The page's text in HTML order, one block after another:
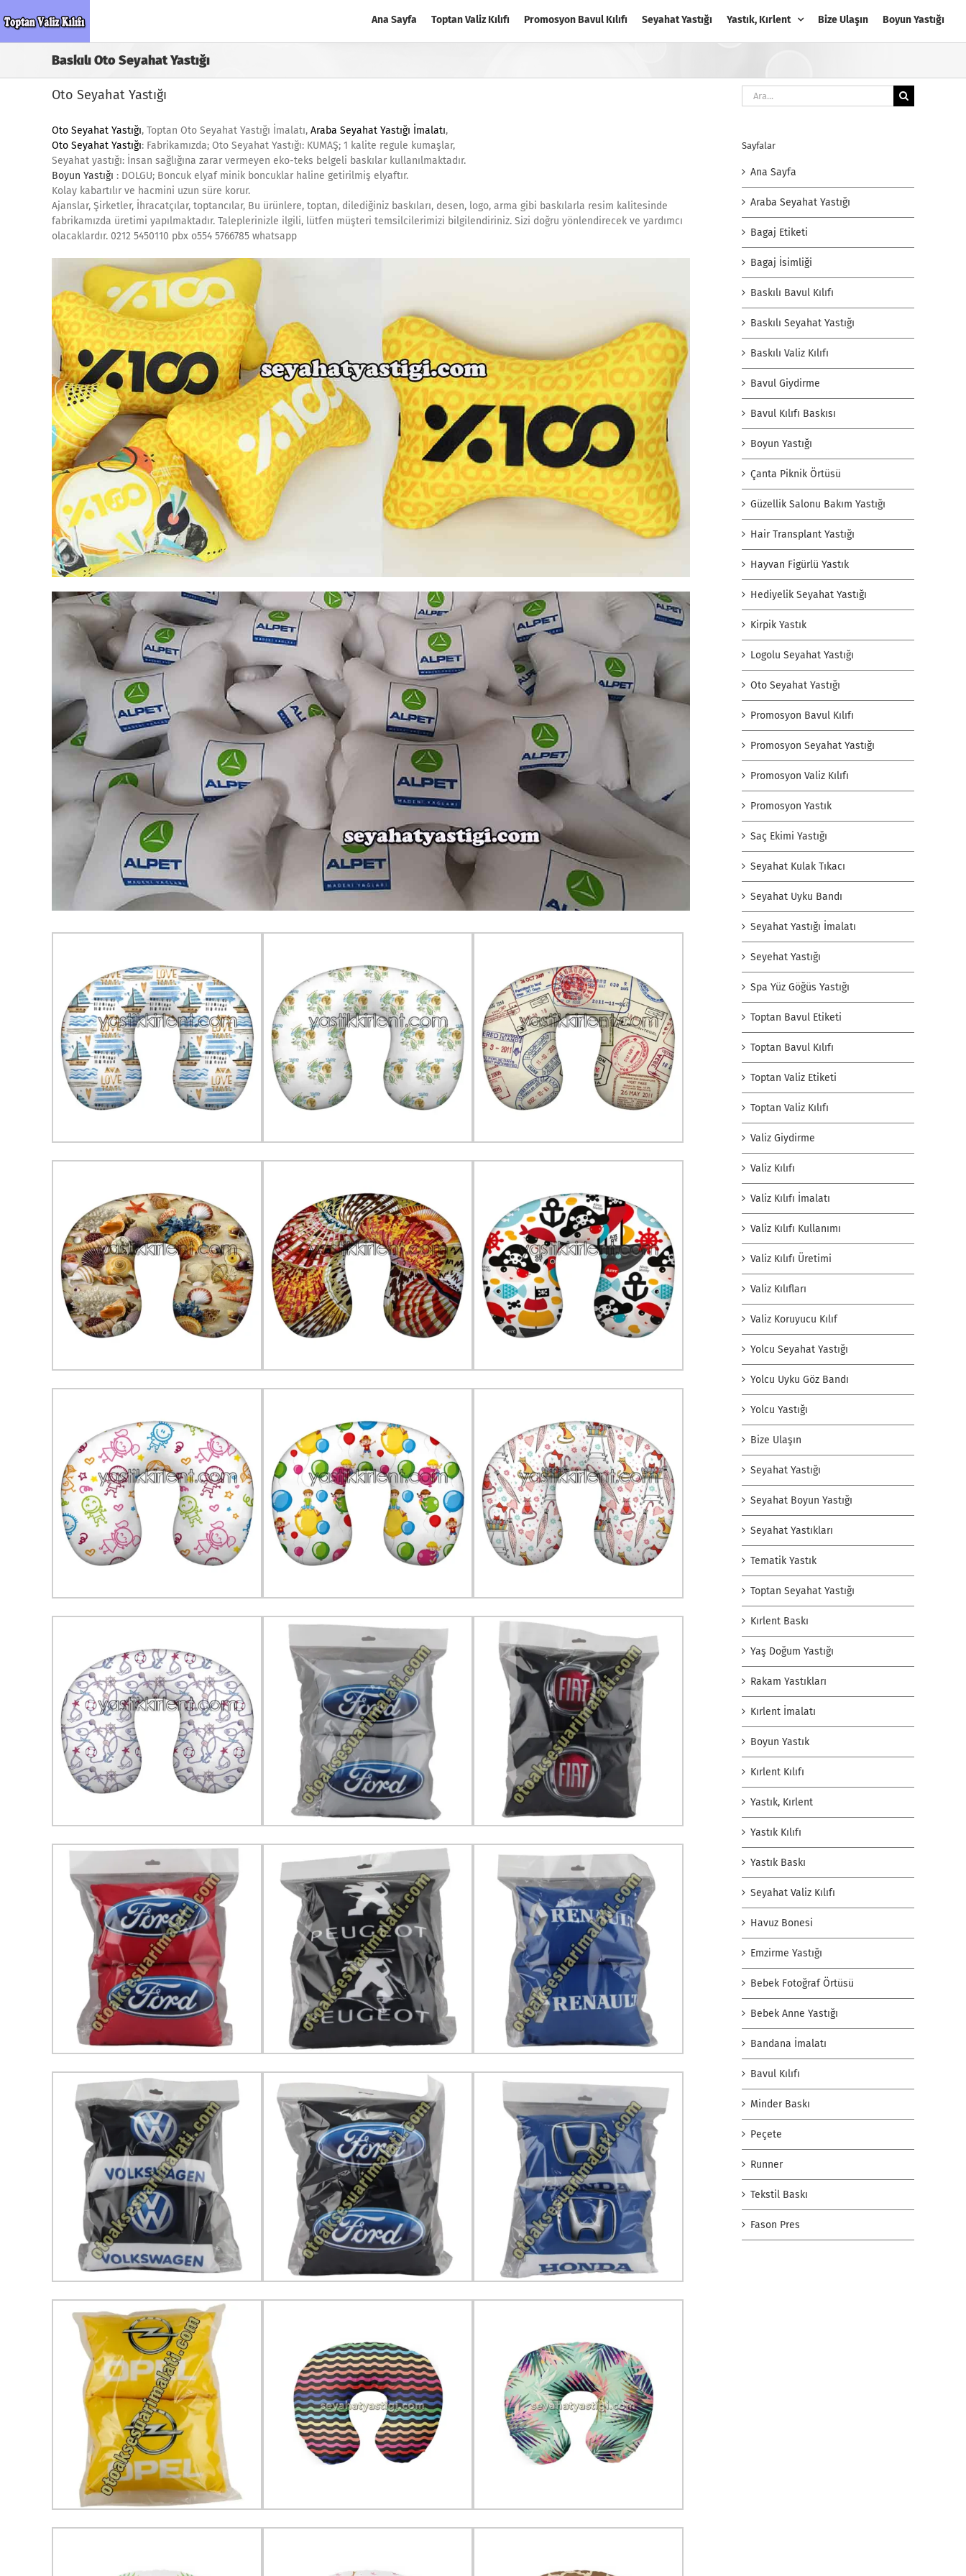
to
Ana Sayfa Toptan Valiz Kılıfı Promosyon Bavul Kılıfı Seyahat Yastığı Yastık, Kırlent Bize Ulaşın Boyun Yastığı
Baskılı Oto Seyahat Yastığı
Oto Seyahat Yastığı
Oto Seyahat Yastığı, Toptan Oto Seyahat Yastığı İmalatı, Araba Seyahat Yastığı İmalatı,
Oto Seyahat Yastığı: Fabrikamızda; Oto Seyahat Yastığı: KUMAŞ; 1 kalite regule kumaşlar,
Seyahat yastığı: İnsan sağlığına zarar vermeyen eko-teks belgeli baskılar kullanılmaktadır.
Boyun Yastığı : DOLGU; Boncuk elyaf minik boncuklar haline getirilmiş elyaftır.
Kolay kabartılır ve hacmini uzun süre korur.
Ajanslar, Şirketler, İhracatçılar, toptancılar, Bu ürünlere, toptan, dilediğiniz baskıları, desen, logo, arma gibi baskılarla resim kalitesinde
fabrikamızda üretimi yapılmaktadır. Taleplerinizle ilgili, lütfen müşteri temsilcilerimizi bilgilendiriniz. Sizi doğru yönlendirecek ve yardımcı
olacaklardır. 0212 5450110 pbx o554 5766785 whatsapp
Ara:
Sayfalar
Ana Sayfa
Araba Seyahat Yastığı
Bagaj Etiketi
Bagaj İsimliği
Baskılı Bavul Kılıfı
Baskılı Seyahat Yastığı
Baskılı Valiz Kılıfı
Bavul Giydirme
Bavul Kılıfı Baskısı
Boyun Yastığı
Çanta Piknik Örtüsü
Güzellik Salonu Bakım Yastığı
Hair Transplant Yastığı
Hayvan Figürlü Yastık
Hediyelik Seyahat Yastığı
Kirpik Yastık
Logolu Seyahat Yastığı
Oto Seyahat Yastığı
Promosyon Bavul Kılıfı
Promosyon Seyahat Yastığı
Promosyon Valiz Kılıfı
Promosyon Yastık
Saç Ekimi Yastığı
Seyahat Kulak Tıkacı
Seyahat Uyku Bandı
Seyahat Yastığı İmalatı
Seyehat Yastığı
Spa Yüz Göğüs Yastığı
Toptan Bavul Etiketi
Toptan Bavul Kılıfı
Toptan Valiz Etiketi
Toptan Valiz Kılıfı
Valiz Giydirme
Valiz Kılıfı
Valiz Kılıfı İmalatı
Valiz Kılıfı Kullanımı
Valiz Kılıfı Üretimi
Valiz Kılıfları
Valiz Koruyucu Kılıf
Yolcu Seyahat Yastığı
Yolcu Uyku Göz Bandı
Yolcu Yastığı
Bize Ulaşın
Seyahat Yastığı
Seyahat Boyun Yastığı
Seyahat Yastıkları
Tematik Yastık
Toptan Seyahat Yastığı
Kırlent Baskı
Yaş Doğum Yastığı
Rakam Yastıkları
Kırlent İmalatı
Boyun Yastık
Kırlent Kılıfı
Yastık, Kırlent
Yastık Kılıfı
Yastık Baskı
Seyahat Valiz Kılıfı
Havuz Bonesi
Emzirme Yastığı
Bebek Fotoğraf Örtüsü
Bebek Anne Yastığı
Bandana İmalatı
Bavul Kılıfı
Minder Baskı
Peçete
Runner
Tekstil Baskı
Fason Pres